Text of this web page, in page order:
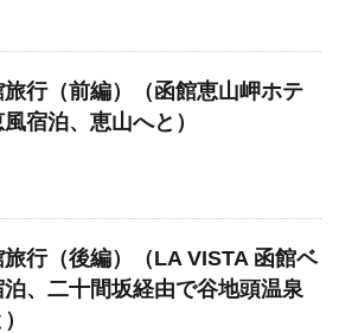
旅行（前編）（函館恵山岬ホテ
宿泊、恵山へと）
旅行（後編）（LA VISTA 函館ベ
泊、二十間坂経由で谷地頭温泉